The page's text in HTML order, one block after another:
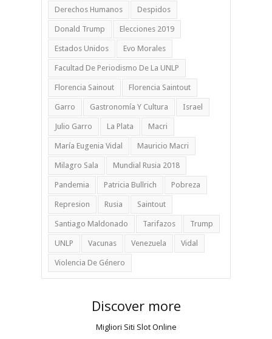
Derechos Humanos Despidos
Donald Trump Elecciones 2019
Estados Unidos Evo Morales
Facultad De Periodismo De La UNLP
Florencia Sainout Florencia Saintout
Garro Gastronomía Y Cultura Israel
Julio Garro La Plata Macri
María Eugenia Vidal Mauricio Macri
Milagro Sala Mundial Rusia 2018
Pandemia Patricia Bullrich Pobreza
Represion Rusia Saintout
Santiago Maldonado Tarifazos Trump
UNLP Vacunas Venezuela Vidal
Violencia De Género
Discover more
Migliori Siti Slot Online